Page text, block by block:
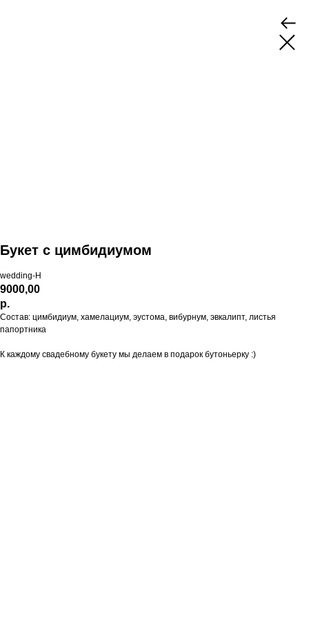
Букет с цимбидиумом
wedding-H
9000,00
р.
Состав: цимбидиум, хамелациум, эустома, вибурнум, эвкалипт, листья
папортника
К каждому свадебному букету мы делаем в подарок бутоньерку :)